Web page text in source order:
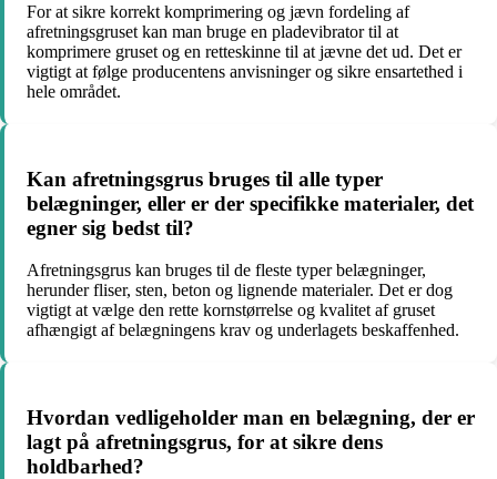
For at sikre korrekt komprimering og jævn fordeling af
afretningsgruset kan man bruge en pladevibrator til at
komprimere gruset og en retteskinne til at jævne det ud. Det er
vigtigt at følge producentens anvisninger og sikre ensartethed i
hele området.
Kan afretningsgrus bruges til alle typer
belægninger, eller er der specifikke materialer, det
egner sig bedst til?
Afretningsgrus kan bruges til de fleste typer belægninger,
herunder fliser, sten, beton og lignende materialer. Det er dog
vigtigt at vælge den rette kornstørrelse og kvalitet af gruset
afhængigt af belægningens krav og underlagets beskaffenhed.
Hvordan vedligeholder man en belægning, der er
lagt på afretningsgrus, for at sikre dens
holdbarhed?